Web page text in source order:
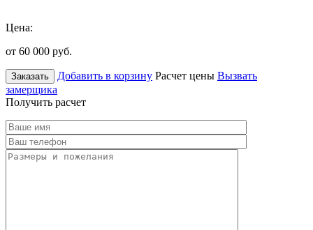
Цена:
от 60 000 руб.
Заказать Добавить в корзину Расчет цены Вызвать
замерщика
Получить расчет